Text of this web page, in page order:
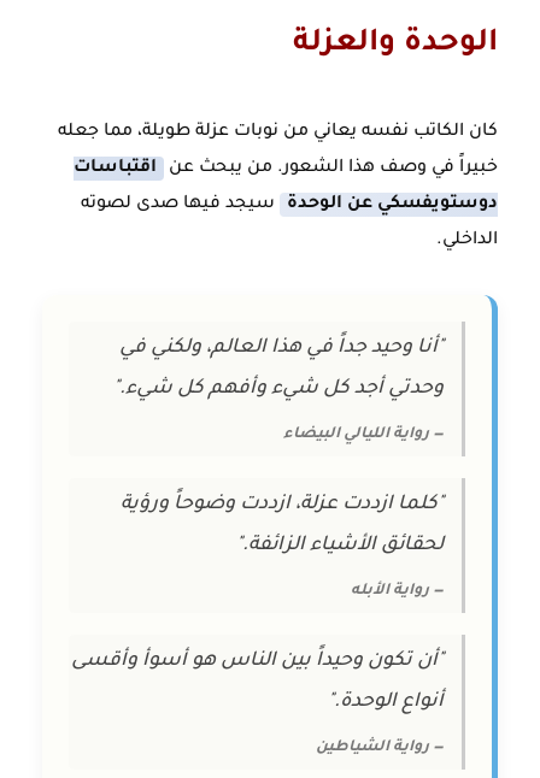
الوحدة والعزلة
كان الكاتب نفسه يعاني من نوبات عزلة طويلة، مما جعله
خبيراً في وصف هذا الشعور. من يبحث عن
اقتباسات
دوستويفسكي عن الوحدة
سيجد فيها صدى لصوته
الداخلي.
"أنا وحيد جداً في هذا العالم، ولكني في
وحدتي أجد كل شيء وأفهم كل شيء."
— رواية الليالي البيضاء
"كلما ازددت عزلة، ازددت وضوحاً ورؤية
لحقائق الأشياء الزائفة."
— رواية الأبله
"أن تكون وحيداً بين الناس هو أسوأ وأقسى
أنواع الوحدة."
— رواية الشياطين